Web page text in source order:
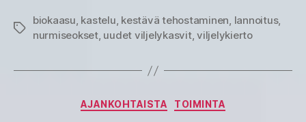
Avainsanat
biokaasu, kastelu, kestävä tehostaminen, lannoitus,
nurmiseokset, uudet viljelykasvit,viljelykierto
Kategoriat
AJANKOHTAISTA TOIMINTA